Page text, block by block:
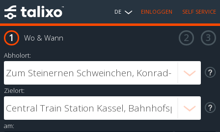
DE EINLOGGEN SELF SERVICE
Wo & Wann
Abholort:
Zielort:
am: